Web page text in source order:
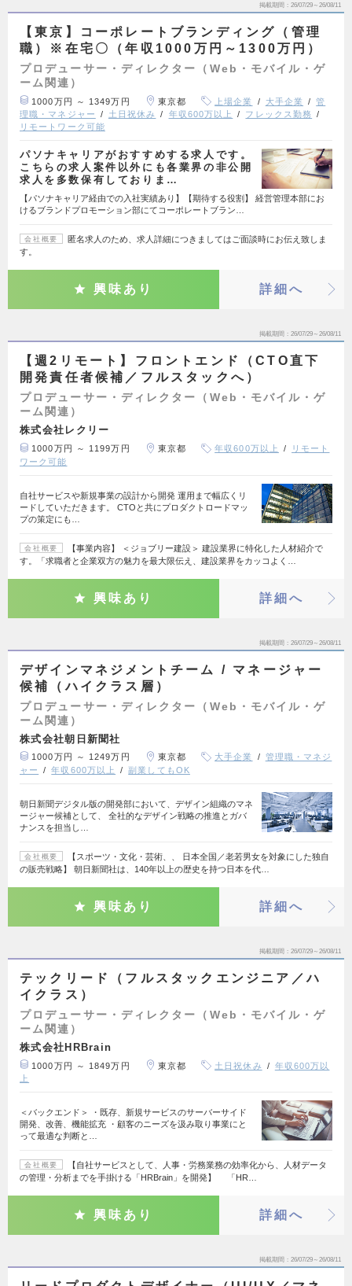
掲載期間 26/07/29～26/08/11
【東京】コーポレートブランディング（管理
職）※在宅〇（年収1000万円～1300万円）
プロデューサー・ディレクター（Web・モバイル・ゲ
ーム関連）
1000万円 ～ 1349万円 東京都 上場企業 大手企業
管
理職・マネジャー
土日祝休み 年収600万以上
フレックス勤務
リモートワーク可能
パソナキャリアがおすすめする求人です。
こちらの求人案件以外にも各業界の非公開
求人を多数保有しておりま…
【パソナキャリア経由での入社実績あり】【期待する役割】 経営管理本部にお
けるブランドプロモーション部にてコーポレートブラン…
会社概要
匿名求人のため、求人詳細につきましてはご面談時にお伝え致しま
す。
興味あり 詳細へ
掲載期間 26/07/29～26/08/11
【週2リモート】フロントエンド（CTO直下
開発責任者候補／フルスタックへ）
プロデューサー・ディレクター（Web・モバイル・ゲ
ーム関連）
株式会社レクリー
1000万円 ～ 1199万円 東京都 年収600万以上
リモート
ワーク可能
自社サービスや新規事業の設計から開発 運用まで幅広くリ
ードしていただきます。 CTOと共にプロダクトロードマッ
プの策定にも…
会社概要
【事業内容】 ＜ジョブリー建設＞ 建設業界に特化した人材紹介で
す。「求職者と企業双方の魅力を最大限伝え、建設業界をカッコよく…
興味あり 詳細へ
掲載期間 26/07/29～26/08/11
デザインマネジメントチーム / マネージャー
候補（ハイクラス層）
プロデューサー・ディレクター（Web・モバイル・ゲ
ーム関連）
株式会社朝日新聞社
1000万円 ～ 1249万円 東京都 大手企業
管理職・マネジ
ャー
年収600万以上 副業してもOK
朝日新聞デジタル版の開発部において、デザイン組織のマネ
ージャー候補として、 全社的なデザイン戦略の推進とガバ
ナンスを担当し…
会社概要
【スポーツ・文化・芸術、、 日本全国／老若男女を対象にした独自
の販売戦略】 朝日新聞社は、140年以上の歴史を持つ日本を代…
興味あり 詳細へ
掲載期間 26/07/29～26/08/11
テックリード（フルスタックエンジニア／ハ
イクラス）
プロデューサー・ディレクター（Web・モバイル・ゲ
ーム関連）
株式会社HRBrain
1000万円 ～ 1849万円 東京都 土日祝休み
年収600万以
上
＜バックエンド＞ ・既存、新規サービスのサーバーサイド
開発、改善、機能拡充 ・顧客のニーズを汲み取り事業にと
って最適な判断と…
会社概要
【自社サービスとして、人事・労務業務の効率化から、人材データ
の管理・分析までを手掛ける「HRBrain」を開発】 「HR…
興味あり 詳細へ
掲載期間 26/07/29～26/08/11